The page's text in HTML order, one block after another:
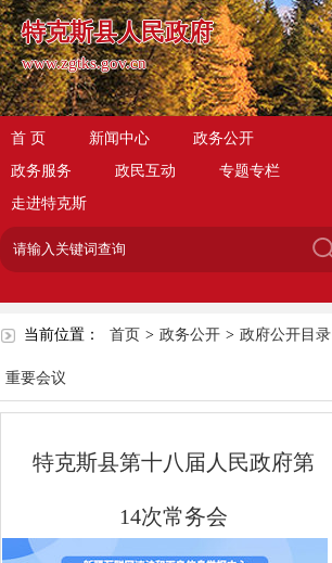
特克斯县人民政府
www.zgtks.gov.cn
首 页 新闻中心
政务公开
政务服务
政民互动
专题专栏
走进特克斯
当前位置： 首页 > 政务公开 > 政府公开目录
重要会议
特克斯县第十八届人民政府第
14次常务会